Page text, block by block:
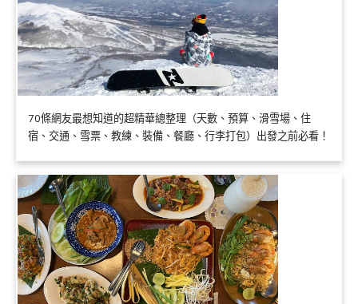
70條網友最想知道的超精華總整理（天數、預算、滑雪場、住
宿、交通、雪票、教練、裝備、餐廳、行李打包）出發之前必看！